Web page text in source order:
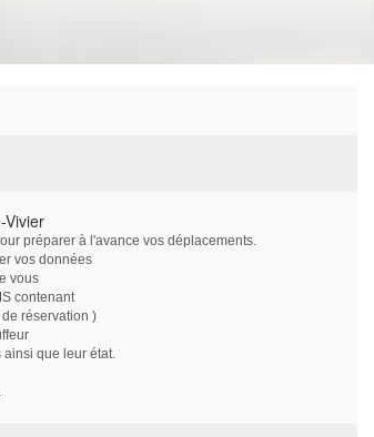
Vivier
préparer à l'avance vos déplacements.
vos données
vous
contenant
réservation )
que leur état.